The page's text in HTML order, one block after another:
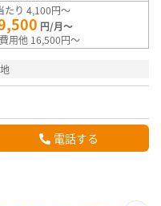
たり 4,100円～
円/月～
用他 16,500円～
電話する